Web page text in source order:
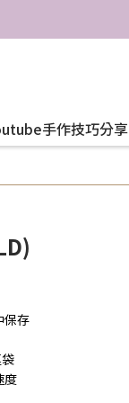
手作技巧分享
保存
度